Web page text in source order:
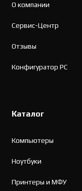
О компании
Сервис-Центр
Отзывы
Конфигуратор PC
Каталог
Компьютеры
Ноутбуки
Принтеры и МФУ